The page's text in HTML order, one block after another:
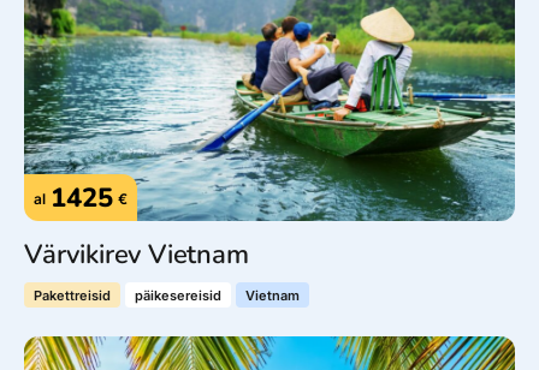
al 1425 €
Värvikirev Vietnam
Pakettreisid päikesereisid Vietnam